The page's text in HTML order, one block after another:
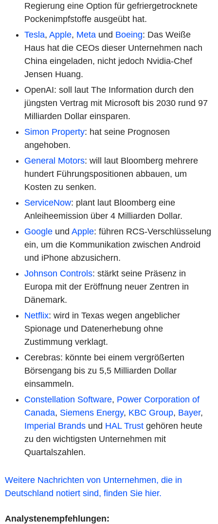
Regierung eine Option für gefriergetrocknete
Pockenimpfstoffe ausgeübt hat.
Tesla, Apple, Meta und Boeing: Das Weiße
Haus hat die CEOs dieser Unternehmen nach
China eingeladen, nicht jedoch Nvidia-Chef
Jensen Huang.
OpenAI: soll laut The Information durch den
jüngsten Vertrag mit Microsoft bis 2030 rund 97
Milliarden Dollar einsparen.
Simon Property: hat seine Prognosen
angehoben.
General Motors: will laut Bloomberg mehrere
hundert Führungspositionen abbauen, um
Kosten zu senken.
ServiceNow: plant laut Bloomberg eine
Anleiheemission über 4 Milliarden Dollar.
Google und Apple: führen RCS-Verschlüsselung
ein, um die Kommunikation zwischen Android
und iPhone abzusichern.
Johnson Controls: stärkt seine Präsenz in
Europa mit der Eröffnung neuer Zentren in
Dänemark.
Netflix: wird in Texas wegen angeblicher
Spionage und Datenerhebung ohne
Zustimmung verklagt.
Cerebras: könnte bei einem vergrößerten
Börsengang bis zu 5,5 Milliarden Dollar
einsammeln.
Constellation Software, Power Corporation of
Canada, Siemens Energy, KBC Group, Bayer,
Imperial Brands und HAL Trust gehören heute
zu den wichtigsten Unternehmen mit
Quartalszahlen.
Weitere Nachrichten von Unternehmen, die in
Deutschland notiert sind, finden Sie hier.
Analystenempfehlungen: